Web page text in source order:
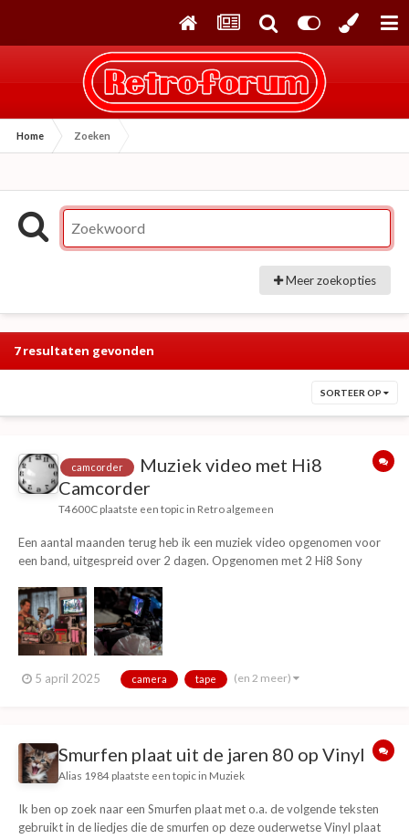
Home Zoeken
Meer zoekopties
7 resultaten gevonden
SORTEER OP
camcorder
Muziek video met Hi8
Camcorder
T4600C plaatste een topic in Retro algemeen
Een aantal maanden terug heb ik een muziek video opgenomen voor
een band, uitgespreid over 2 dagen. Opgenomen met 2 Hi8 Sony
gedaan door een van de bandleden. Et voilà!
5 april 2025 camera tape (en 2 meer)
Smurfen plaat uit de jaren 80 op Vinyl
Alias 1984 plaatste een topic in Muziek
Ik ben op zoek naar een Smurfen plaat met o.a. de volgende teksten
gebruikt in de liedjes die de smurfen op deze ouderwetse Vinyl plaat